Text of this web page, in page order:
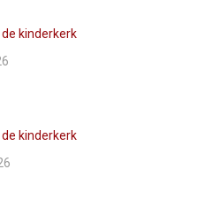
kinderkerk
kinderkerk